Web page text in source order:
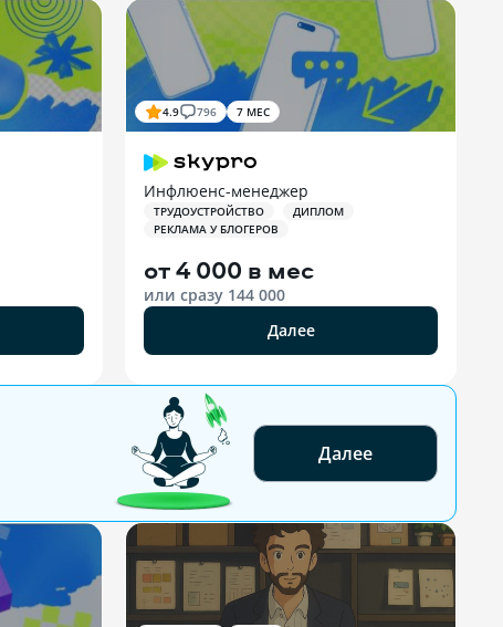
4.9 796 7 МЕС
Инфлюенс-менеджер
ТРУДОУСТРОЙСТВО
ДИПЛОМ
РЕКЛАМА У БЛОГЕРОВ
от4 000 в мес
или сразу 144 000
Далее
Далее